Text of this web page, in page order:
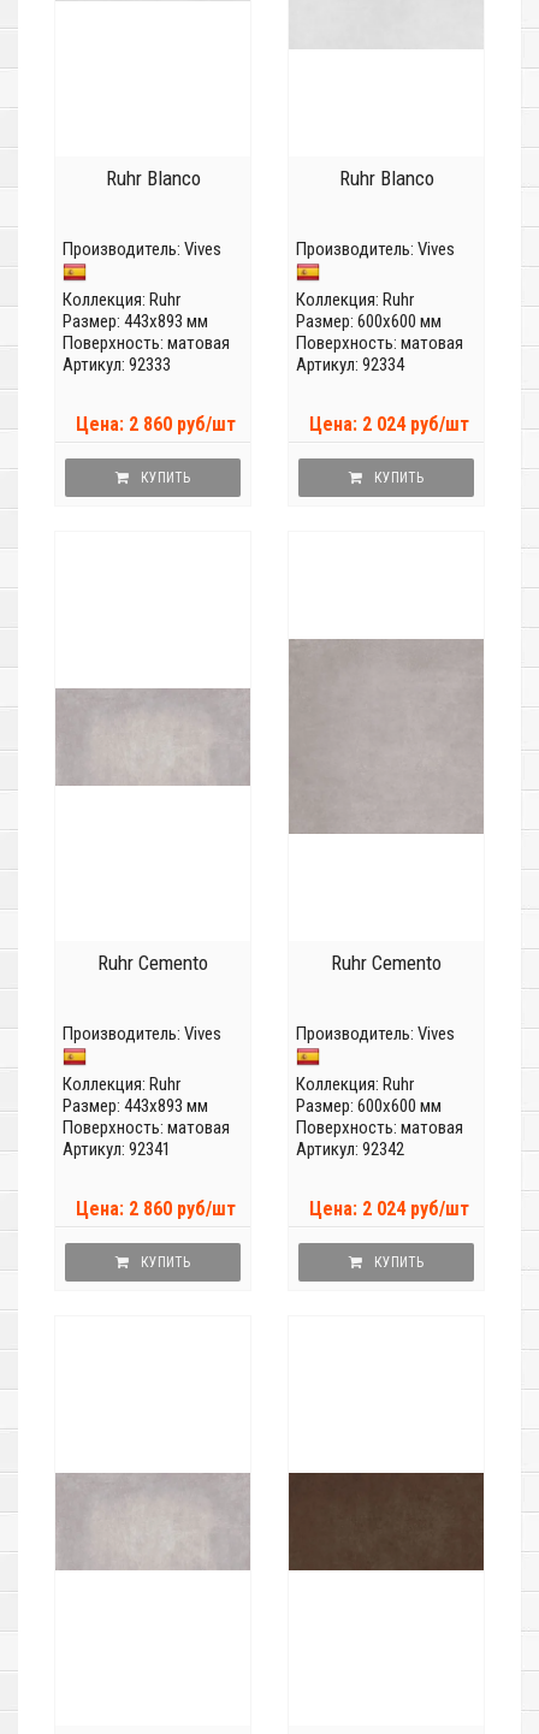
Ruhr Blanco
Производитель: Vives
Коллекция: Ruhr
Размер: 443x893 мм
Поверхность: матовая
Артикул: 92333
Цена: 2 860 руб/шт
КУПИТЬ
Ruhr Blanco
Производитель: Vives
Коллекция: Ruhr
Размер: 600x600 мм
Поверхность: матовая
Артикул: 92334
Цена: 2 024 руб/шт
КУПИТЬ
Ruhr Cemento
Производитель: Vives
Коллекция: Ruhr
Размер: 443x893 мм
Поверхность: матовая
Артикул: 92341
Цена: 2 860 руб/шт
КУПИТЬ
Ruhr Cemento
Производитель: Vives
Коллекция: Ruhr
Размер: 600x600 мм
Поверхность: матовая
Артикул: 92342
Цена: 2 024 руб/шт
КУПИТЬ